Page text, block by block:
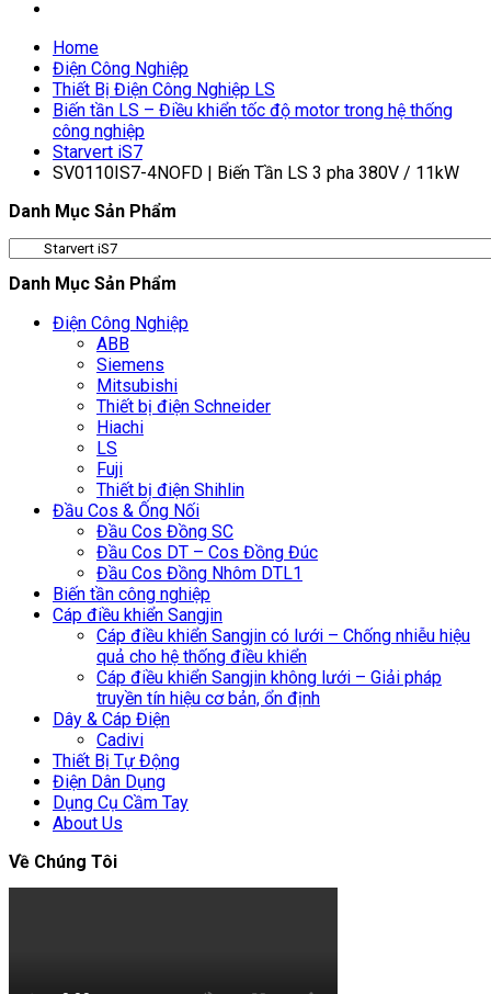
Home
Điện Công Nghiệp
Thiết Bị Điện Công Nghiệp LS
Biến tần LS – Điều khiển tốc độ motor trong hệ thống
công nghiệp
Starvert iS7
SV0110IS7-4NOFD | Biến Tần LS 3 pha 380V / 11kW
Danh Mục Sản Phẩm
Danh Mục Sản Phẩm
Điện Công Nghiệp
ABB
Siemens
Mitsubishi
Thiết bị điện Schneider
Hiachi
LS
Fuji
Thiết bị điện Shihlin
Đầu Cos & Ống Nối
Đầu Cos Đồng SC
Đầu Cos DT – Cos Đồng Đúc
Đầu Cos Đồng Nhôm DTL1
Biến tần công nghiệp
Cáp điều khiển Sangjin
Cáp điều khiển Sangjin có lưới – Chống nhiễu hiệu
quả cho hệ thống điều khiển
Cáp điều khiển Sangjin không lưới – Giải pháp
truyền tín hiệu cơ bản, ổn định
Dây & Cáp Điện
Cadivi
Thiết Bị Tự Động
Điện Dân Dụng
Dụng Cụ Cầm Tay
About Us
Về Chúng Tôi